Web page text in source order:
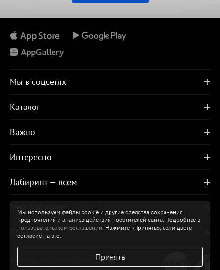
Мы используем файлы cookie и другие средства сохранения
предпочтений и анализа действий посетителей сайта. Подробнее в
пользовательском соглашении. Нажмите «Принять», если даете
согласие на это.
Принять
Мы в соцсетях
Каталог
Важно
Интересно
Лабиринт — всем
Помощь